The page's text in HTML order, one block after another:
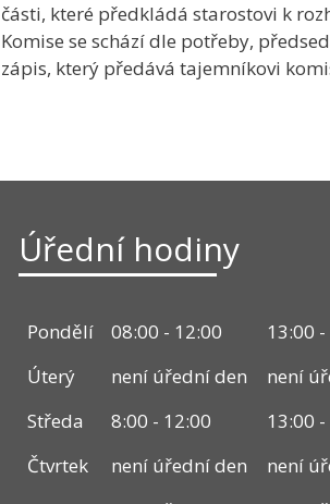
části, které předkládá starostovi k
Komise se schází dle potřeby,
zápis, který předává tajemníkovi
Úřední hodiny
Pondělí 08:00 - 12:00
13:00
Úterý
není úřední den
není
Středa
8:00 - 12:00
13:00
Čtvrtek
není úřední den
není